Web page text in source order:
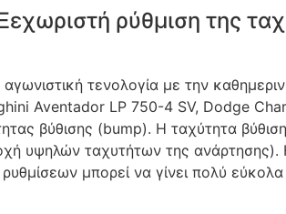
ρύθμιση της
τενολογία με την
Aventador LP 750-4 SV, Dodge
βύθισης (bump). Η ταχύτητα
υψηλών ταχυτήτων της
μπορεί να γίνει πολύ